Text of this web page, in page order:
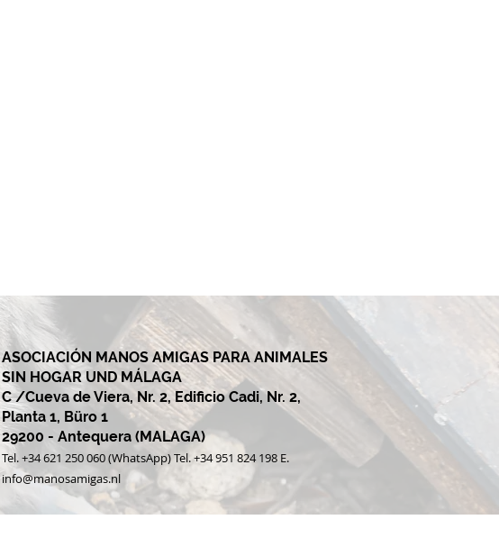
ASOCIACIÓN MANOS AMIGAS PARA ANIMALES
SIN HOGAR UND MÁLAGA
C /Cueva de Viera, Nr. 2, Edificio Cadi, Nr. 2,
Planta 1, Büro 1
29200 - Antequera (MALAGA)
Tel. +34 621 250 060 (WhatsApp) Tel. +34 951 824 198 E.
info@manosamigas.nl